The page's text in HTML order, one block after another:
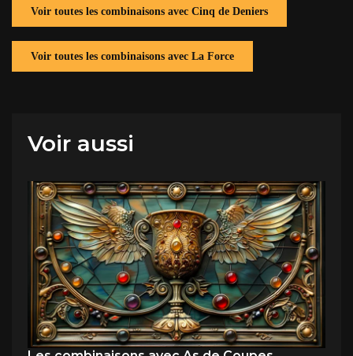
Voir toutes les combinaisons avec Cinq de Deniers
Voir toutes les combinaisons avec La Force
Voir aussi